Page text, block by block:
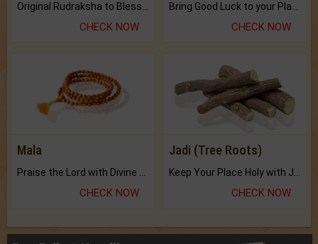
CHECK NOW CHECK NOW
Mala
Praise the Lord with Divine Energies of Mala.
CHECK NOW
Jadi (Tree Roots)
Keep Your Place Holy with Jadi.
CHECK NOW